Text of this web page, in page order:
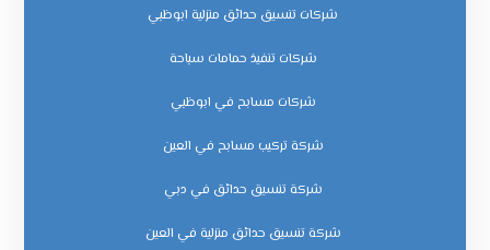
شركات تنسيق حدائق منزلية ابوظبي
شركات تنفيذ حمامات سباحة
شركات مسابح في ابوظبي
شركة تركيب مسابح في العين
شركة تنسيق حدائق في دبي
شركة تنسيق حدائق منزلية في العين